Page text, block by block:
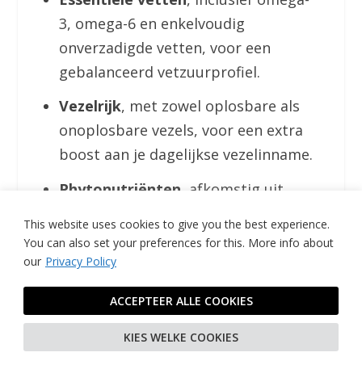
This website uses cookies to give you the best experience.
You can also set your preferences for this. More info about
our Privacy Policy
KIES WELKE COOKIES
ACCEPTEER ALLE COOKIES
3, omega-6 en enkelvoudig
onverzadigde vetten, voor een
gebalanceerd vetzuurprofiel.
Vezelrijk, met zowel oplosbare als
onoplosbare vezels, voor een extra
boost aan je dagelijkse vezelinname.
Phytonutriënten , afkomstig uit
voedingssamenstelling.
maaltijdshake. Complete Keto is jouw
partner voor een actieve levensstijl en
welzijn. Ontworpen om te passen